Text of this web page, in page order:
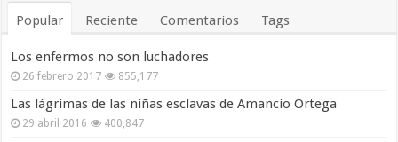
Popular Reciente Comentarios Tags
Los enfermos no son luchadores
26 febrero 2017 855,177
Las lágrimas de las niñas esclavas de Amancio Ortega
29 abril 2016 400,847